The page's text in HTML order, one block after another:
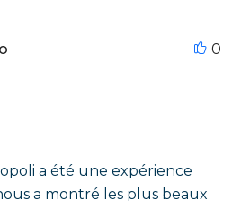
0
a été une expérience
a montré les plus beaux